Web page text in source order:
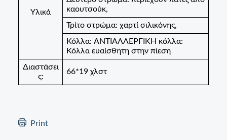
Υλικά
καουτσούκ,
Τρίτο στρώμα: χαρτί σιλικόνης,
Κόλλα: ΑΝΤΙΑΛΛΕΡΓΙΚΗ κόλλα:
Κόλλα ευαίσθητη στην πίεση
Διαστάσει
ς:
66*19 χλστ
Print